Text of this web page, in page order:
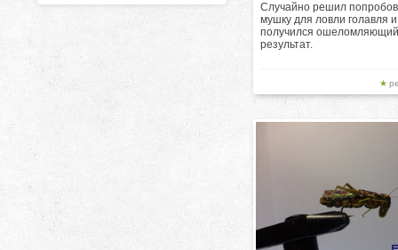
Случайно решил
мушку для ловли голавля и
получился ошеломляющий
результат.